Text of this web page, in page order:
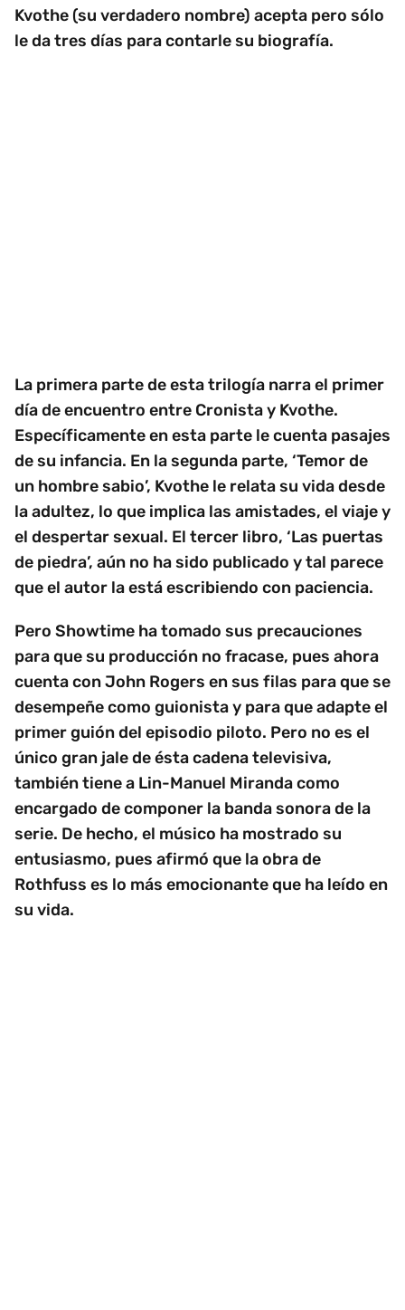
Kvothe (su verdadero nombre) acepta pero sólo
le da tres días para contarle su biografía.
La primera parte de esta trilogía narra el primer
día de encuentro entre Cronista y Kvothe.
Específicamente en esta parte le cuenta pasajes
de su infancia. En la segunda parte, ‘Temor de
un hombre sabio’, Kvothe le relata su vida desde
la adultez, lo que implica las amistades, el viaje y
el despertar sexual. El tercer libro, ‘Las puertas
de piedra’, aún no ha sido publicado y tal parece
que el autor la está escribiendo con paciencia.
Pero Showtime ha tomado sus precauciones
para que su producción no fracase, pues ahora
cuenta con John Rogers en sus filas para que se
desempeñe como guionista y para que adapte el
primer guión del episodio piloto. Pero no es el
único gran jale de ésta cadena televisiva,
también tiene a Lin-Manuel Miranda como
encargado de componer la banda sonora de la
serie. De hecho, el músico ha mostrado su
entusiasmo, pues afirmó que la obra de
Rothfuss es lo más emocionante que ha leído en
su vida.